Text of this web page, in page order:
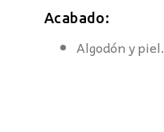
Acabado:
Algodón y piel.